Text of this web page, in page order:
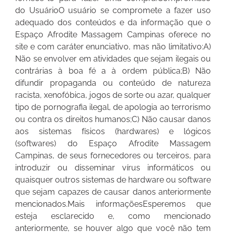
do UsuárioO usuário se compromete a fazer uso
adequado dos conteúdos e da informação que o
Espaço Afrodite Massagem Campinas oferece no
site e com caráter enunciativo, mas não limitativo:A)
Não se envolver em atividades que sejam ilegais ou
contrárias à boa fé a à ordem pública;B) Não
difundir propaganda ou conteúdo de natureza
racista, xenofóbica, jogos de sorte ou azar, qualquer
tipo de pornografia ilegal, de apologia ao terrorismo
ou contra os direitos humanos;C) Não causar danos
aos sistemas físicos (hardwares) e lógicos
(softwares) do Espaço Afrodite Massagem
Campinas, de seus fornecedores ou terceiros, para
introduzir ou disseminar vírus informáticos ou
quaisquer outros sistemas de hardware ou software
que sejam capazes de causar danos anteriormente
mencionados.Mais informaçõesEsperemos que
esteja esclarecido e, como mencionado
anteriormente, se houver algo que você não tem